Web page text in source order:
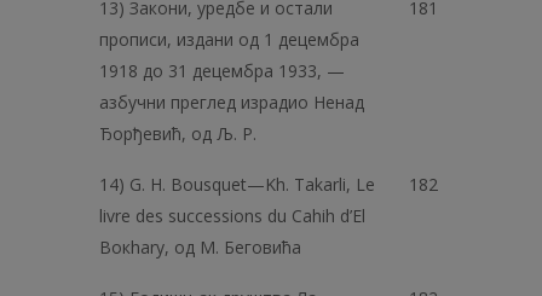
13) Закони, уредбе и остали
прописи, издани од 1 децембра
1918 до 31 децембра 1933, —
азбучни преглед израдио Ненад
Ђорђевић, од Љ. Р.
181
14) G. Н. Bousquet—Kh. Takarli, Le
livre des successions du Cahih d’Еl
Вокhary, од M. Беговића
182